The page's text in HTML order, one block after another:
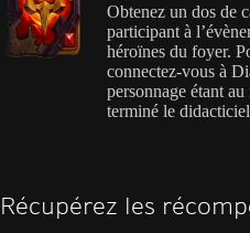
Obtenez un dos de
participant à
héroïnes du foyer.
connectez-vous à
personnage étant
terminé le
Récupérez les